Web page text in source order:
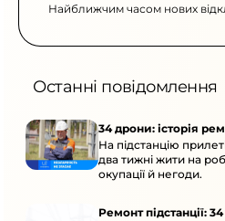
Найближчим часом нових
Останні повідомлення
34 дрони: історія
На підстанцію
два тижні жити на
окупації й негоди.
Ремонт підстанції: